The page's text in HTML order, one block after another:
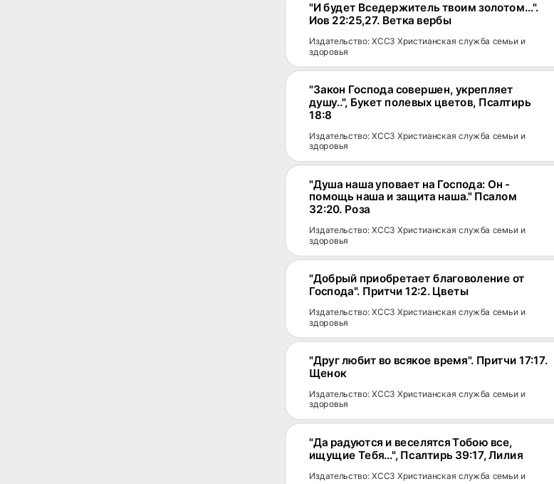
"И будет Вседержитель твоим золотом…".
Иов 22:25,27. Ветка вербы
Издательство: ХССЗ Христианская служба семьи и
здоровья
"Закон Господа совершен, укрепляет
душу..", Букет полевых цветов, Псалтирь
18:8
Издательство: ХССЗ Христианская служба семьи и
здоровья
"Душа наша уповает на Господа: Он -
помощь наша и защита наша." Псалом
32:20. Роза
Издательство: ХССЗ Христианская служба семьи и
здоровья
"Добрый приобретает благоволение от
Господа". Притчи 12:2. Цветы
Издательство: ХССЗ Христианская служба семьи и
здоровья
"Друг любит во всякое время". Притчи 17:17.
Щенок
Издательство: ХССЗ Христианская служба семьи и
здоровья
"Да радуются и веселятся Тобою все,
ищущие Тебя…", Псалтирь 39:17, Лилия
Издательство: ХССЗ Христианская служба семьи и